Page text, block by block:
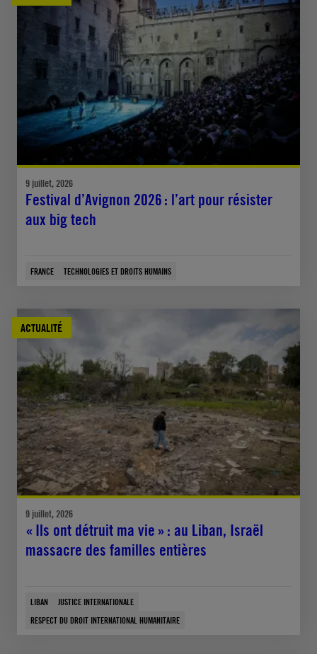
9 juillet, 2026
Festival d’Avignon 2026 : l’art pour résister
aux big tech
FRANCE TECHNOLOGIES ET DROITS HUMAINS
ACTUALITÉ
9 juillet, 2026
« Ils ont détruit ma vie » : au Liban, Israël
massacre des familles entières
LIBAN
JUSTICE INTERNATIONALE
RESPECT DU DROIT INTERNATIONAL HUMANITAIRE